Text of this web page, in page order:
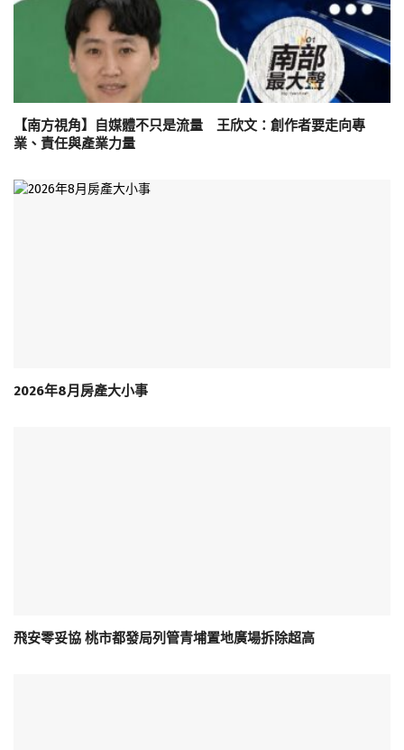
【南方視角】自媒體不只是流量 王欣文：創作者要走向專
業、責任與產業力量
2026年8月房產大小事
飛安零妥協 桃市都發局列管青埔置地廣場拆除超高